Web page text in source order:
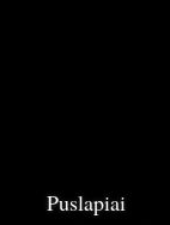
Puslapiai